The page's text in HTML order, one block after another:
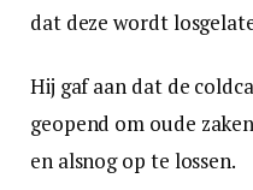
dat deze wordt
Hij gaf aan dat de
geopend om oude
en alsnog op te lossen.